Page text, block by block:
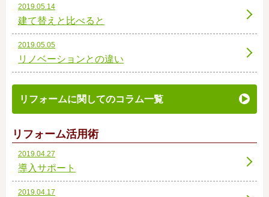
2019.05.14
建て替えと比べると
2019.05.05
リノベーションとの違い
リフォームに関してのコラム一覧
リフォーム活用術
2019.04.27
導入サポート
2019.04.17